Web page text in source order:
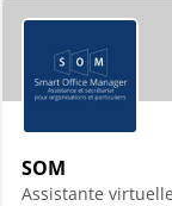
SOM
Assistante virtuelle